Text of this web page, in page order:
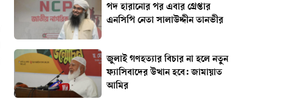
পদ হারানোর পর এবার গ্রেপ্তার
এনসিপি নেতা সালাউদ্দীন তানভীর
জুলাই গণহত্যার বিচার না হলে নতুন
ফ্যাসিবাদের উত্থান হবে: জামায়াত
আমির